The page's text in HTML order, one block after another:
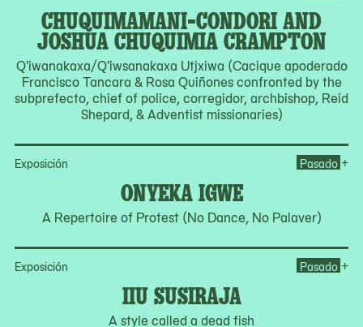
CHUQUIMAMANI-CONDORI AND
JOSHUA CHUQUIMIA CRAMPTON
Q'iwanakaxa/Q'iwsanakaxa Utjxiwa (Cacique apoderado
Francisco Tancara & Rosa Quiñones confronted by the
subprefecto, chief of police, corregidor, archbishop, Reid
Shepard, & Adventist missionaries)
Exposición
ONYEKA IGWE
A Repertoire of Protest (No Dance, No Palaver)
Pasado +
Exposición
IIU SUSIRAJA
A style called a dead fish
Pasado +